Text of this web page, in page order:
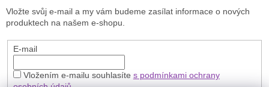
Vložte svůj e-mail a my vám budeme zasílat informace o nových
produktech na našem e-shopu.
E-mail
Vložením e-mailu souhlasíte s podmínkami ochrany